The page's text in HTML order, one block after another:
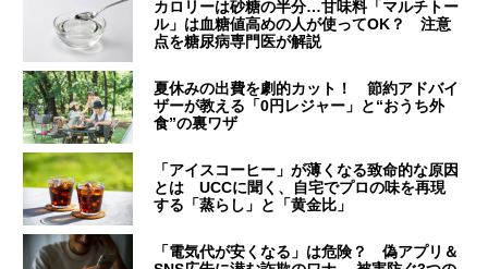
カロリーは砂糖の半分…甘味料「マルチトー
ル」は血糖値高めの人が使ってOK？ 注意
点を糖尿病専門医が解説
夏休みの出費を劇的カット！ 節約アドバイ
ザーが教える「0円レジャー」と“おうち外
食”の裏ワザ
「アイスコーヒー」が薄くなる致命的な原因
とは UCCに聞く、自宅でプロの味を再現
する「蒸らし」と「黄金比」
「電気代が安くなる」は危険？ 偽アプリ＆